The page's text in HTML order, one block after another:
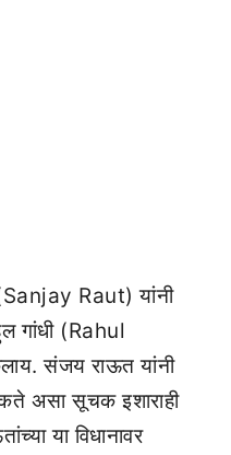
Raut) यांनी
गांधी (Rahul
संजय राऊत यांनी
असा सूचक इशाराही
या विधानावर